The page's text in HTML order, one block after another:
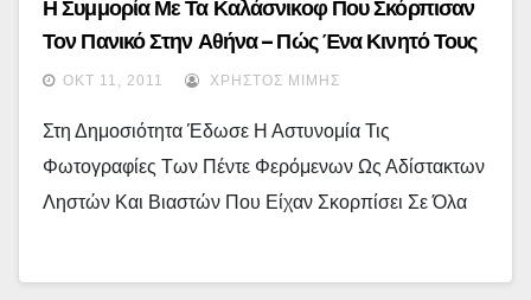
Η Συμμορία Με Τα Καλάσνικοφ Που Σκόρπισαν
Τον Πανικό Στην Αθήνα – Πώς Ένα Κινητό Τους
Πρόδωσε
ΟΚΤ 11, 2011 ΧΡΉΣΤΟΣ ΜΊΜΗΣ
Στη Δημοσιότητα Έδωσε Η Αστυνομία Τις
Φωτογραφίες Των Πέντε Φερόμενων Ως Αδίστακτων
Ληστών Και Βιαστών Που Είχαν Σκορπίσει Σε Όλα